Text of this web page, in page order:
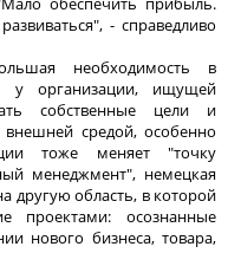
- справедливо
необходимость в
у организации, ищущей
собственные цели и
средой, особенно
тоже меняет "точку
менеджмент", немецкая
другую область, в которой
проектами: осознанные
нового бизнеса, товара,